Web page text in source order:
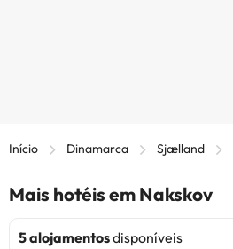
Início Dinamarca Sjælland
Mais hotéis em Nakskov
5 alojamentosdisponíveis